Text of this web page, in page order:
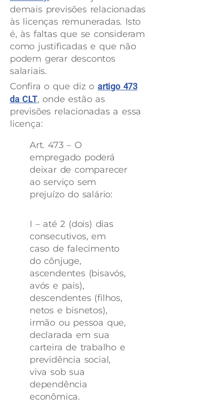
demais previsões relacionadas
às licenças remuneradas. Isto
é, às faltas que se consideram
como justificadas e que não
podem gerar descontos
salariais.
Confira o que diz o artigo 473
da CLT, onde estão as
previsões relacionadas a essa
licença:
Art. 473 – O
empregado poderá
deixar de comparecer
ao serviço sem
prejuízo do salário:
I – até 2 (dois) dias
consecutivos, em
caso de falecimento
do cônjuge,
ascendentes (bisavós,
avós e pais),
descendentes (filhos,
netos e bisnetos),
irmão ou pessoa que,
declarada em sua
carteira de trabalho e
previdência social,
viva sob sua
dependência
econômica.